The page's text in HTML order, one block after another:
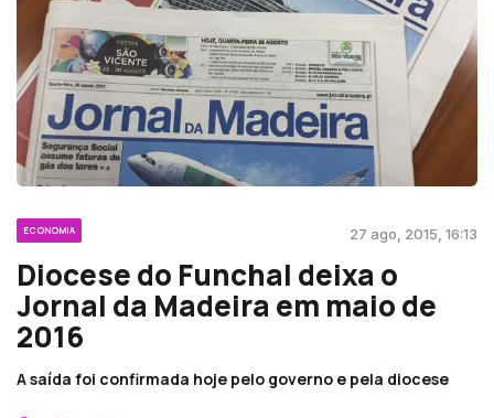
ECONOMIA 27 ago, 2015, 16:13
Diocese do Funchal deixa o
Jornal da Madeira em maio de
2016
A saída foi confirmada hoje pelo governo e pela diocese